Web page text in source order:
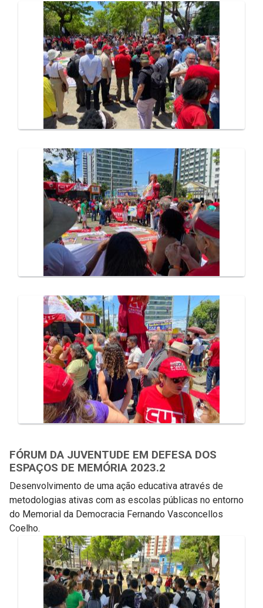
FÓRUM DA JUVENTUDE EM DEFESA DOS
ESPAÇOS DE MEMÓRIA 2023.2
Desenvolvimento de uma ação educativa através de
metodologias ativas com as escolas públicas no entorno
do Memorial da Democracia Fernando Vasconcellos
Coelho.
Galeria de Mídias